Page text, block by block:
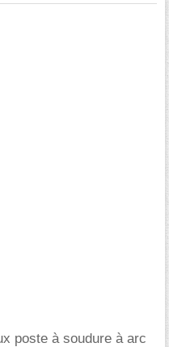
poste à soudure à arc